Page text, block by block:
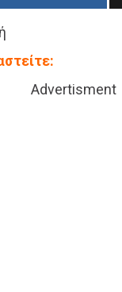
Advertisment